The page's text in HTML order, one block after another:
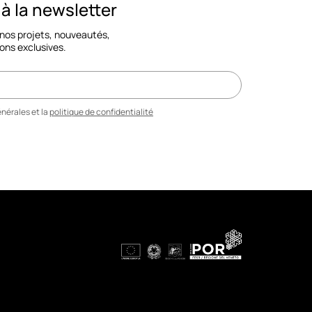
la newsletter
projets, nouveautés,
exclusives.
et lapolitique de confidentialité